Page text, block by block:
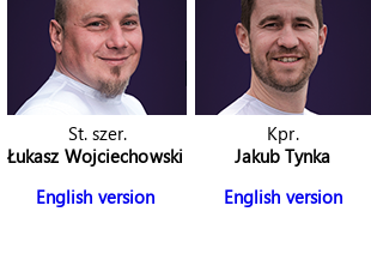
St. szer.
Łukasz Wojciechowski
English version
Kpr.
Jakub Tynka
English version